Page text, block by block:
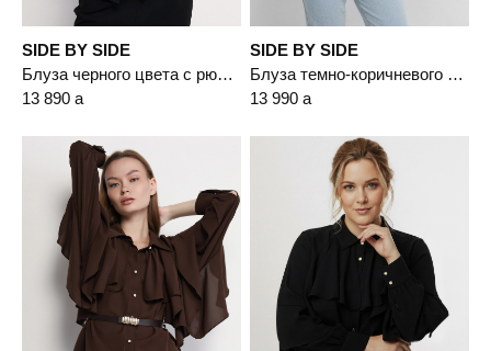
SIDE BY SIDE
Блуза черного цвета с рюшами
13 890 a
SIDE BY SIDE
Блуза темно-коричневого цвета с рюшами
13 990 a